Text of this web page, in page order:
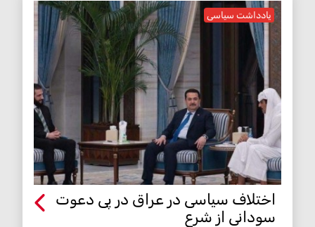
یادداشت سیاسی
اختلاف سیاسی در عراق در پی دعوت
سودانی از شرع